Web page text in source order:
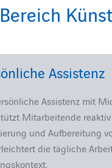
Assistenz
Assistenz mit
Mitarbeitende reaktiv
und Aufbereitung
die tägliche